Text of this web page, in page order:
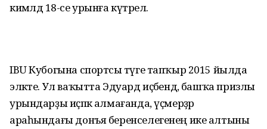
кимәлдә 18-се урынға күтәрелә.
IBU Кубогына спортсы тәүге тапҡыр 2015 йылда
эләкте. Ул ваҡытта Эдуард иҫәбендә, башҡа призлы
урындарҙы иҫәпкә алмағанда, үҫмерҙәр
араһындағы донъя беренселегенең ике алтыны